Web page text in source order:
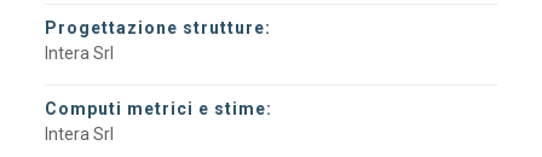
Progettazione strutture:
Intera Srl
Computi metrici e stime:
Intera Srl